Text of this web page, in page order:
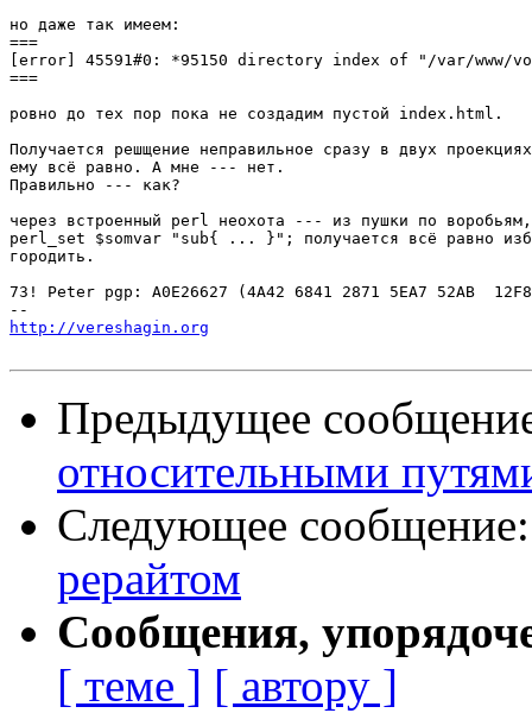
но даже так имеем:
===
[error] 45591#0: *95150 directory index of "/var/www/
===
ровно до тех пор пока не создадим пустой index.html.
Получается решщение неправильное сразу в двух
ему всё равно. А мне --- нет.
Правильно --- как?
через встроенный perl неохота --- из пушки по
perl_set $somvar "sub{ ... }"; получается всё равно
городить.
73! Peter pgp: A0E26627 (4A42 6841 2871 5EA7 52AB  12F8
http://vereshagin.org
Предыдущее
относительными
Следующее
рерайтом
Сообщения,
[ теме ] [ автору ]